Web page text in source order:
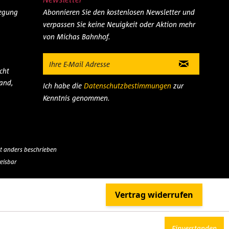
Abonnieren Sie den kostenlosen Newsletter und
verpassen Sie keine Neuigkeit oder Aktion mehr
von Michas Bahnhof.
Ich habe die Datenschutzbestimmungenzur
Kenntnis genommen.
anders beschrieben